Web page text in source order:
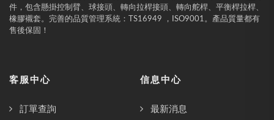
件，包含懸掛控制臂、球接頭、轉向拉桿接頭、轉向舵桿、平衡桿拉桿、
橡膠襯套。完善的品質管理系統：TS16949 ，ISO9001。產品質量都有
售後保固！
客服中心
訂單查詢
信息中心
最新消息